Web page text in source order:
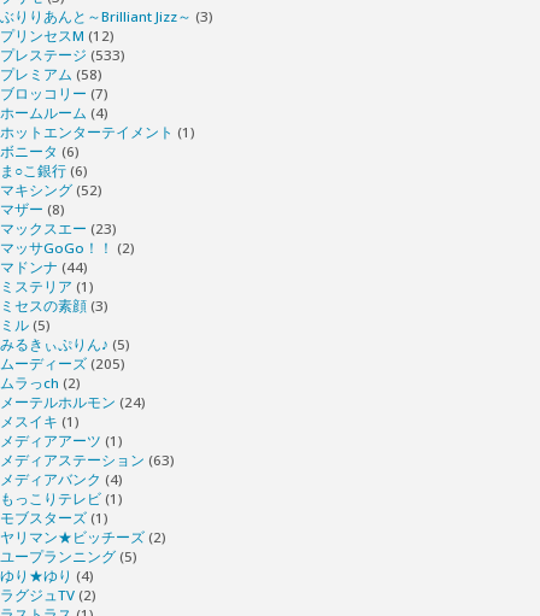
ぶりりあんと～Brilliant Jizz～ (3)
プリンセスM (12)
プレステージ (533)
プレミアム (58)
ブロッコリー (7)
ホームルーム (4)
ホットエンターテイメント (1)
ボニータ (6)
ま○こ銀行 (6)
マキシング (52)
マザー (8)
マックスエー (23)
マッサGoGo！！ (2)
マドンナ (44)
ミステリア (1)
ミセスの素顔 (3)
ミル (5)
みるきぃぷりん♪ (5)
ムーディーズ (205)
ムラっch (2)
メーテルホルモン (24)
メスイキ (1)
メディアアーツ (1)
メディアステーション (63)
メディアバンク (4)
もっこりテレビ (1)
モブスターズ (1)
ヤリマン★ビッチーズ (2)
ユープランニング (5)
ゆり★ゆり (4)
ラグジュTV (2)